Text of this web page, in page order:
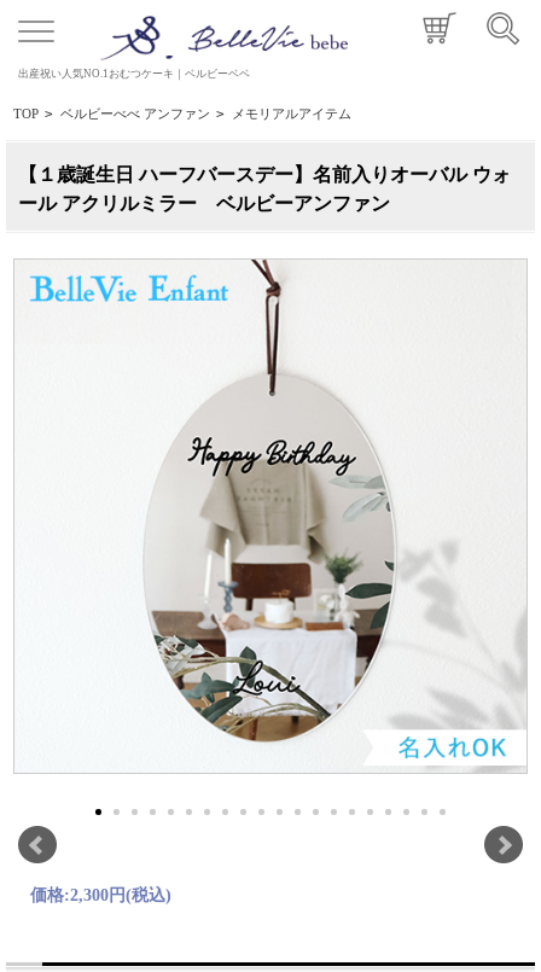
出産祝い人気NO.1おむつケーキ｜ベルビーベベ
TOP > ベルビーべべ アンファン > メモリアルアイテム
【１歳誕生日 ハーフバースデー】名前入りオーバル ウォ
ール アクリルミラー ベルビーアンファン
価格:2,300円(税込)